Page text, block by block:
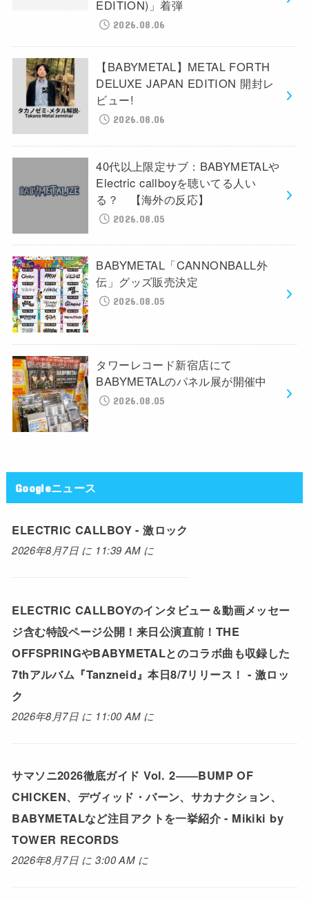
EDITION)」着弾
2026.08.06
【BABYMETAL】METAL FORTH
DELUXE JAPAN EDITION 開封レ
ビュー!
2026.08.06
40代以上限定サブ：BABYMETALや
Electric callboyを聴いてる人い
る？ 【海外の反応】
2026.08.05
BABYMETAL「CANNONBALL外
伝」グッズ販売決定
2026.08.05
タワーレコード新宿店にて
BABYMETALのパネル展が開催中
2026.08.05
Googleニュース
ELECTRIC CALLBOY - 激ロック
2026年8月7日 に 11:39 AM に
ELECTRIC CALLBOYのインタビュー＆動画メッセー
ジ含む特設ページ公開！来日公演直前！THE
OFFSPRINGやBABYMETALとのコラボ曲も収録した
7thアルバム『Tanzneid』本日8/7リリース！ - 激ロッ
ク
2026年8月7日 に 11:00 AM に
サマソニ2026徹底ガイド Vol. 2――BUMP OF
CHICKEN、デヴィッド・バーン、サカナクション、
BABYMETALなど注目アクトを一挙紹介 - Mikiki by
TOWER RECORDS
2026年8月7日 に 3:00 AM に